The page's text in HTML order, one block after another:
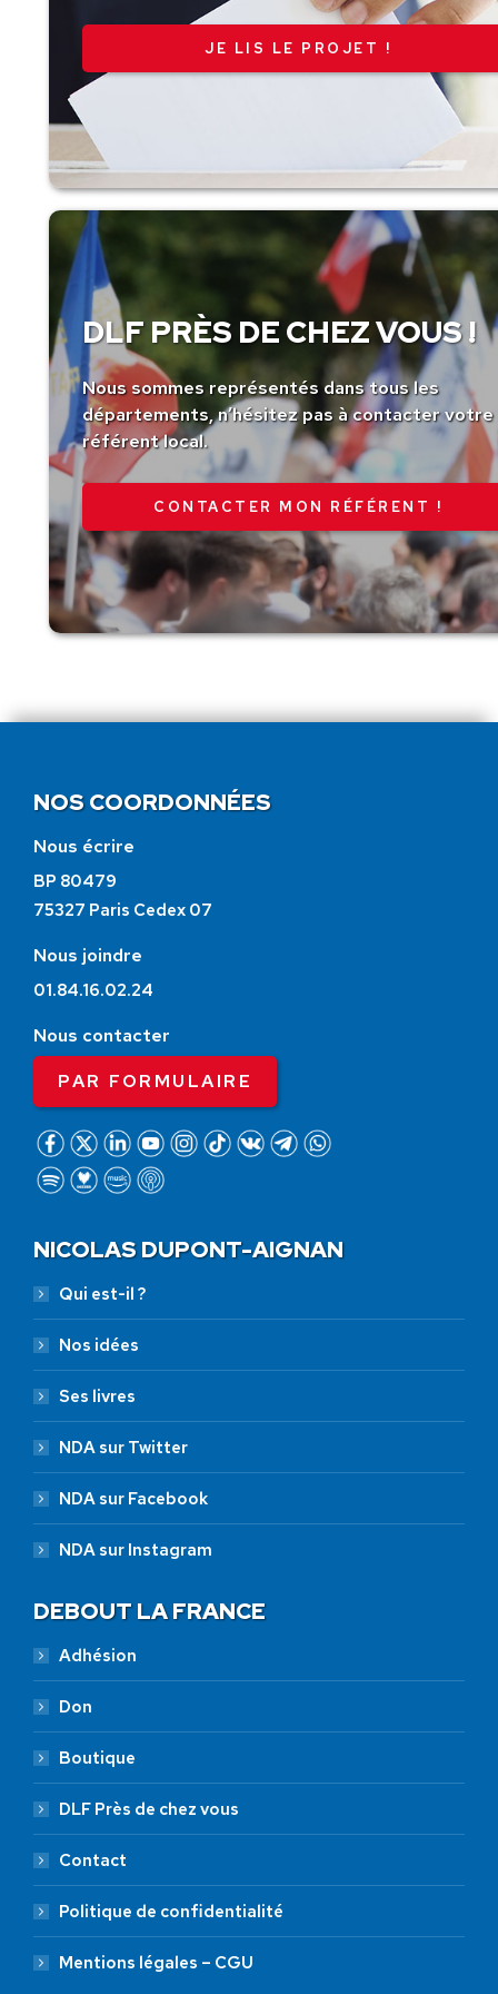
JE LIS LE PROJET !
DLF PRÈS DE CHEZ VOUS !
Nous sommes représentés dans tous les
départements, n’hésitez pas à contacter votre
référent local.
CONTACTER MON RÉFÉRENT !
NOS COORDONNÉES
Nous écrire
BP 80479
75327 Paris Cedex 07
Nous joindre
01.84.16.02.24
Nous contacter
PAR FORMULAIRE
NICOLAS DUPONT-AIGNAN
Qui est-il ?
Nos idées
Ses livres
NDA sur Twitter
NDA sur Facebook
NDA sur Instagram
DEBOUT LA FRANCE
Adhésion
Don
Boutique
DLF Près de chez vous
Contact
Politique de confidentialité
Mentions légales – CGU